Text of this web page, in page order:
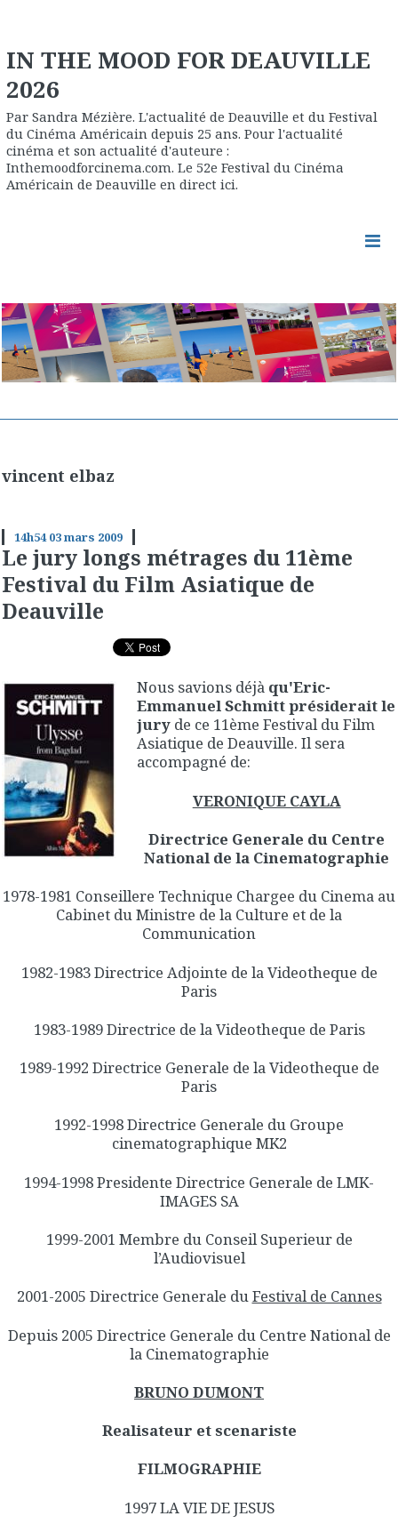
IN THE MOOD FOR DEAUVILLE
2026
Par Sandra Mézière. L'actualité de Deauville et du Festival
du Cinéma Américain depuis 25 ans. Pour l'actualité
cinéma et son actualité d'auteure :
Inthemoodforcinema.com. Le 52e Festival du Cinéma
Américain de Deauville en direct ici.
vincent elbaz
14h54 03mars 2009
Le jury longs métrages du 11ème
Festival du Film Asiatique de
Deauville
Nous savions déjà qu'Eric-
Emmanuel Schmitt présiderait le
jury de ce 11ème Festival du Film
Asiatique de Deauville. Il sera
accompagné de:
VERONIQUE CAYLA
Directrice Generale du Centre
National de la Cinematographie
1978-1981 Conseillere Technique Chargee du Cinema au
Cabinet du Ministre de la Culture et de la
Communication
1982-1983 Directrice Adjointe de la Videotheque de
Paris
1983-1989 Directrice de la Videotheque de Paris
1989-1992 Directrice Generale de la Videotheque de
Paris
1992-1998 Directrice Generale du Groupe
cinematographique MK2
1994-1998 Presidente Directrice Generale de LMK-
IMAGES SA
1999-2001 Membre du Conseil Superieur de
l’Audiovisuel
2001-2005 Directrice Generale duFestival de Cannes
Depuis 2005 Directrice Generale du Centre National de
la Cinematographie
BRUNO DUMONT
Realisateur et scenariste
FILMOGRAPHIE
1997 LA VIE DE JESUS